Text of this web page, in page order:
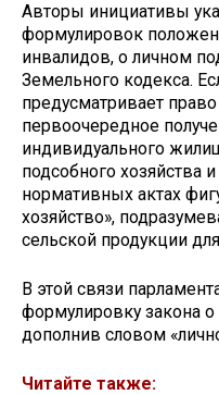
Авторы инициативы
формулировок
инвалидов, о личном
Земельного кодекса.
предусматривает
первоочередное
индивидуального
подсобного хозяйства
нормативных актах
хозяйство»,
сельской продукции
В этой связи
формулировку закона
дополнив словом
Читайте также: